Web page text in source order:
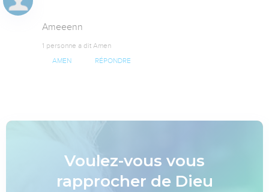
Ameeenn
1 personne a dit Amen
AMEN RÉPONDRE
Voulez-vous vous
rapprocher de Dieu